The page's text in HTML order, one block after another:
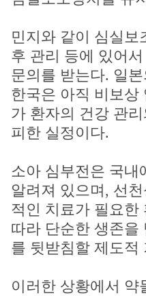
민지와 같이 심실보
후 관리 등에 있어
문의를 받는다. 일
한국은 아직 비보상
가 환자의 건강 관
피한 실정이다.
소아 심부전은 국내
알려져 있으며, 선
적인 치료가 필요한
따라 단순한 생존을
를 뒷받침할 제도적
이러한 상황에서 약